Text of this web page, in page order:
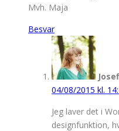
Mvh. Maja
Besvar
04/08/2015 kl.
Jeg laver det i
designfunktion,